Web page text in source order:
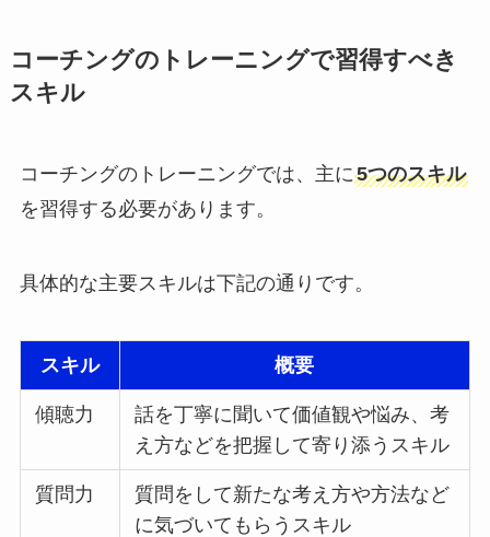
コーチングのトレーニングで習得すべき
スキル
コーチングのトレーニングでは、主に5つのスキル
を習得する必要があります。
具体的な主要スキルは下記の通りです。
スキル 概要
傾聴力
話を丁寧に聞いて価値観や悩み、考
え方などを把握して寄り添うスキル
質問力
質問をして新たな考え方や方法など
に気づいてもらうスキル